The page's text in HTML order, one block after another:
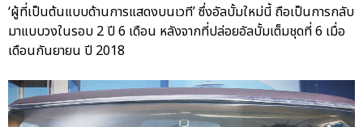
‘ผู้ที่เป็นต้นแบบด้านการแสดงบนเวที’ ซึ่งอัลบั้มใหม่นี้ ถือเป็นการกลับ
มาแบบวงในรอบ 2 ปี 6 เดือน หลังจากที่ปล่อยอัลบั้มเต็มชุดที่ 6 เมื่อ
เดือนกันยายน ปี 2018